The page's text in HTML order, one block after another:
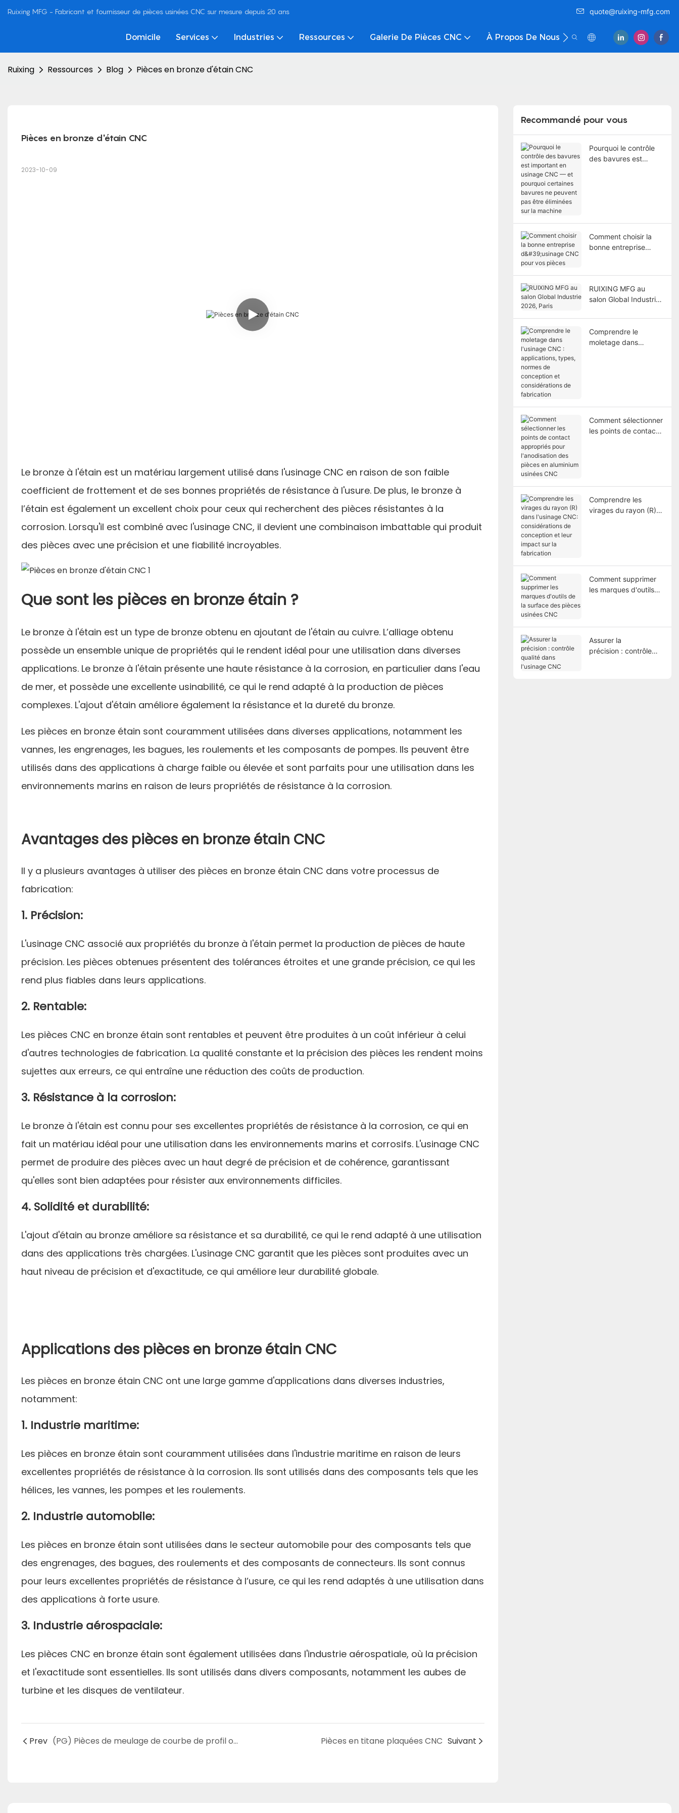
Ruixing MFG - Fabricant et fournisseur de pièces usinées CNC sur mesure depuis 20 ans quote@ruixing-mfg.com
Domicile Services Industries Ressources Galerie De Pièces CNC À Propos De Nous Nous Contacter
Ruixing Ressources Blog Pièces en bronze d'étain CNC
Pièces en bronze d'étain CNC
2023-10-09
Le bronze à l'étain est un matériau largement utilisé dans l'usinage CNC en raison de son faible
coefficient de frottement et de ses bonnes propriétés de résistance à l'usure. De plus, le bronze à
l’étain est également un excellent choix pour ceux qui recherchent des pièces résistantes à la
corrosion. Lorsqu'il est combiné avec l'usinage CNC, il devient une combinaison imbattable qui produit
des pièces avec une précision et une fiabilité incroyables.
Que sont les pièces en bronze étain ?
Le bronze à l'étain est un type de bronze obtenu en ajoutant de l'étain au cuivre. L’alliage obtenu
possède un ensemble unique de propriétés qui le rendent idéal pour une utilisation dans diverses
applications. Le bronze à l'étain présente une haute résistance à la corrosion, en particulier dans l'eau
de mer, et possède une excellente usinabilité, ce qui le rend adapté à la production de pièces
complexes. L'ajout d'étain améliore également la résistance et la dureté du bronze.
Les pièces en bronze étain sont couramment utilisées dans diverses applications, notamment les
vannes, les engrenages, les bagues, les roulements et les composants de pompes. Ils peuvent être
utilisés dans des applications à charge faible ou élevée et sont parfaits pour une utilisation dans les
environnements marins en raison de leurs propriétés de résistance à la corrosion.
Avantages des pièces en bronze étain CNC
Il y a plusieurs avantages à utiliser des pièces en bronze étain CNC dans votre processus de
fabrication:
1. Précision:
L'usinage CNC associé aux propriétés du bronze à l'étain permet la production de pièces de haute
précision. Les pièces obtenues présentent des tolérances étroites et une grande précision, ce qui les
rend plus fiables dans leurs applications.
2. Rentable:
Les pièces CNC en bronze étain sont rentables et peuvent être produites à un coût inférieur à celui
d'autres technologies de fabrication. La qualité constante et la précision des pièces les rendent moins
sujettes aux erreurs, ce qui entraîne une réduction des coûts de production.
3. Résistance à la corrosion:
Le bronze à l'étain est connu pour ses excellentes propriétés de résistance à la corrosion, ce qui en
fait un matériau idéal pour une utilisation dans les environnements marins et corrosifs. L'usinage CNC
permet de produire des pièces avec un haut degré de précision et de cohérence, garantissant
qu'elles sont bien adaptées pour résister aux environnements difficiles.
4. Solidité et durabilité:
L'ajout d'étain au bronze améliore sa résistance et sa durabilité, ce qui le rend adapté à une utilisation
dans des applications très chargées. L'usinage CNC garantit que les pièces sont produites avec un
haut niveau de précision et d'exactitude, ce qui améliore leur durabilité globale.
Applications des pièces en bronze étain CNC
Les pièces en bronze étain CNC ont une large gamme d'applications dans diverses industries,
notamment:
1. Industrie maritime:
Les pièces en bronze étain sont couramment utilisées dans l'industrie maritime en raison de leurs
excellentes propriétés de résistance à la corrosion. Ils sont utilisés dans des composants tels que les
hélices, les vannes, les pompes et les roulements.
2. Industrie automobile:
Les pièces en bronze étain sont utilisées dans le secteur automobile pour des composants tels que
des engrenages, des bagues, des roulements et des composants de connecteurs. Ils sont connus
pour leurs excellentes propriétés de résistance à l’usure, ce qui les rend adaptés à une utilisation dans
des applications à forte usure.
3. Industrie aérospaciale:
Les pièces CNC en bronze étain sont également utilisées dans l'industrie aérospatiale, où la précision
et l'exactitude sont essentielles. Ils sont utilisés dans divers composants, notamment les aubes de
turbine et les disques de ventilateur.
Prev (PG) Pièces de meulage de courbe de profil optique Pièces en titane plaquées CNC Suivant
Recommandé pour vous
Pourquoi le contrôle
des bavures est
machine
Comment choisir la
bonne entreprise
RUIXING MFG au
salon Global Industrie
Comprendre le
moletage dans
Comment sélectionner
les points de contact
Comprendre les
virages du rayon (R)
Comment supprimer
les marques d'outils
Assurer la
précision : contrôle